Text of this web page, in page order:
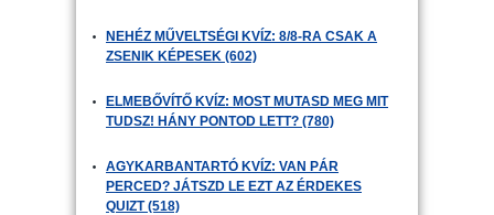
NEHÉZ MŰVELTSÉGI KVÍZ: 8/8-RA CSAK A
ZSENIK KÉPESEK (602)
ELMEBŐVÍTŐ KVÍZ: MOST MUTASD MEG MIT
TUDSZ! HÁNY PONTOD LETT? (780)
AGYKARBANTARTÓ KVÍZ: VAN PÁR
PERCED? JÁTSZD LE EZT AZ ÉRDEKES
QUIZT (518)